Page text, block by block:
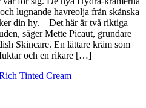
lugnande havreolja från skånska
din hy. – Det här är två riktiga
säger Mette Picaut, grundare
Skincare. En lättare kräm som
och en rikare […]